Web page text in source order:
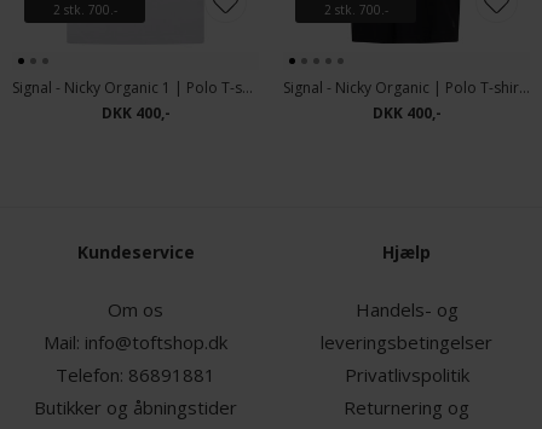
2 stk. 700.-
Signal - Nicky Organic 1 | Polo T-shirt White
DKK 400,-
2 stk. 700.-
Signal - Nicky Organic | Polo T-shirt Black
DKK 400,-
Kundeservice
Om os
Mail: info@toftshop.dk
Telefon: 86891881
Butikker og åbningstider
Hjælp
Handels- og
leveringsbetingelser
Privatlivspolitik
Returnering og